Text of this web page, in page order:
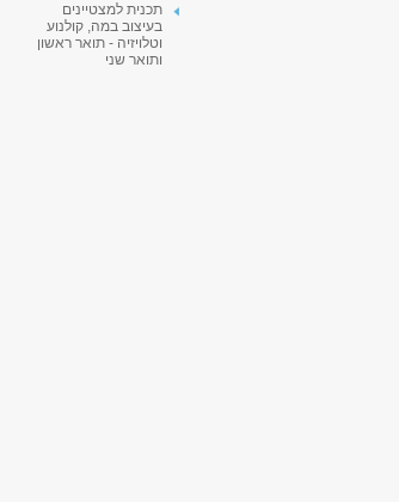
תכנית למצטיינים
בעיצוב במה, קולנוע
וטלויזיה - תואר ראשון
ותואר שני